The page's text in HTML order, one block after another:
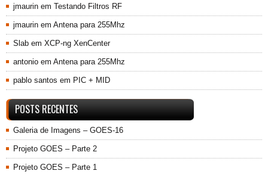
jmaurin em Testando Filtros RF
jmaurin em Antena para 255Mhz
Slab em XCP-ng XenCenter
antonio em Antena para 255Mhz
pablo santos em PIC + MID
POSTS RECENTES
Galeria de Imagens – GOES-16
Projeto GOES – Parte 2
Projeto GOES – Parte 1